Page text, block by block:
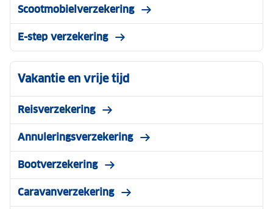
Scootmobielverzekering
E-step verzekering
Vakantie en vrije tijd
Reisverzekering
Annuleringsverzekering
Bootverzekering
Caravanverzekering